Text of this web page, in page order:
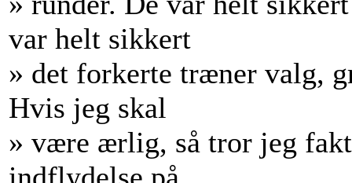
var helt sikkert
» det forkerte træner valg,
Hvis jeg skal
» være ærlig, så tror jeg